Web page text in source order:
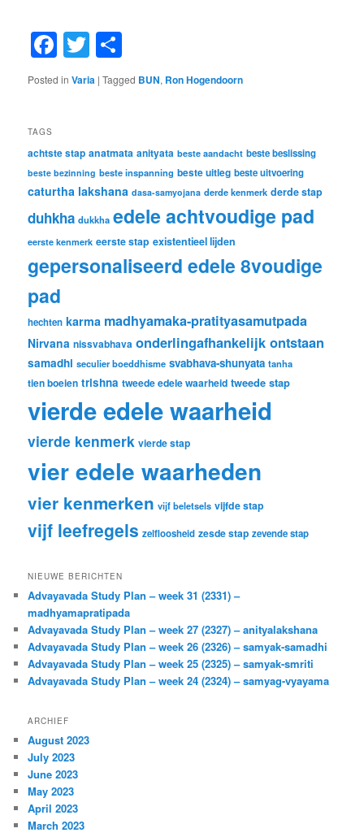
Facebook
Twitter
Posted in Varia |Tagged BUN, Ron Hogendoorn
TAGS
achtste stap anatmata anityata beste aandacht beste beslissing
beste bezinning beste inspanning beste uitleg beste uitvoering
caturtha lakshana dasa-samyojana derde kenmerk derde stap
duhkha dukkha edele achtvoudige pad
eerste kenmerk eerste stap existentieel lijden
gepersonaliseerd edele 8voudige
pad
hechten karma madhyamaka-pratityasamutpada
Nirvana nissvabhava onderlingafhankelijk ontstaan
samadhi seculier boeddhisme svabhava-shunyata tanha
tien boeien trishna tweede edele waarheid tweede stap
vierde edele waarheid
vierde kenmerk vierde stap
vier edele waarheden
vier kenmerken vijf beletsels vijfde stap
vijf leefregels zelfloosheid zesde stap zevende stap
NIEUWE BERICHTEN
Advayavada Study Plan – week 31 (2331) –
madhyamapratipada
Advayavada Study Plan – week 27 (2327) – anityalakshana
Advayavada Study Plan – week 26 (2326) – samyak-samadhi
Advayavada Study Plan – week 25 (2325) – samyak-smriti
Advayavada Study Plan – week 24 (2324) – samyag-vyayama
ARCHIEF
August 2023
July 2023
June 2023
May 2023
April 2023
March 2023